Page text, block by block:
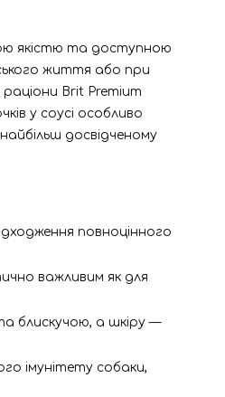
якістю та доступною
життя або при
Brit Premium
у соусі особливо
досвідченому
повноцінного
важливим як для
блискучою, а шкіру —
імунітету собаки,